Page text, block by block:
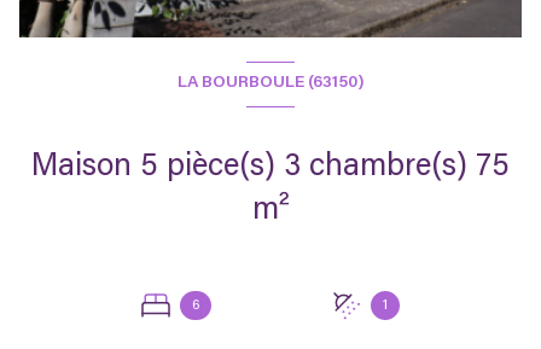
LA BOURBOULE (63150)
Maison 5 pièce(s) 3 chambre(s) 75
m²
6 1